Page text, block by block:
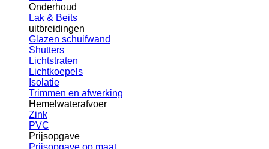
Onderhoud
Lak & Beits
uitbreidingen
Glazen schuifwand
Shutters
Lichtstraten
Lichtkoepels
Isolatie
Trimmen en afwerking
Hemelwaterafvoer
Zink
PVC
Prijsopgave